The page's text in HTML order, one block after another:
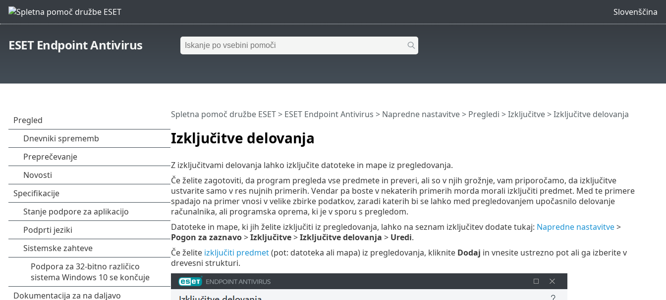
Slovenščina
ESET Endpoint Antivirus
Izključitve delovanja
Spletna pomoč družbe ESET> ESET Endpoint Antivirus > Napredne nastavitve> Pregledi >Izključitve> Izključitve delovanja
Z izključitvami delovanja lahko izključite datoteke in mape iz pregledovanja.
Če želite zagotoviti, da program pregleda vse predmete in preveri, ali so v njih grožnje, vam priporočamo, da izključitve
ustvarite samo v res nujnih primerih. Vendar pa boste v nekaterih primerih morda morali izključiti predmet. Med te primere
spadajo na primer vnosi v velike zbirke podatkov, zaradi katerih bi se lahko med pregledovanjem upočasnilo delovanje
računalnika, ali programska oprema, ki je v sporu s pregledom.
Datoteke in mape, ki jih želite izključiti iz pregledovanja, lahko na seznam izključitev dodate tukaj: Napredne nastavitve>
Pogon za zaznavo>Izključitve>Izključitve delovanja > Uredi.
Če želite izključiti predmet(pot: datoteka ali mapa) iz pregledovanja, kliknite Dodaj in vnesite ustrezno pot ali ga izberite v
drevesni strukturi.